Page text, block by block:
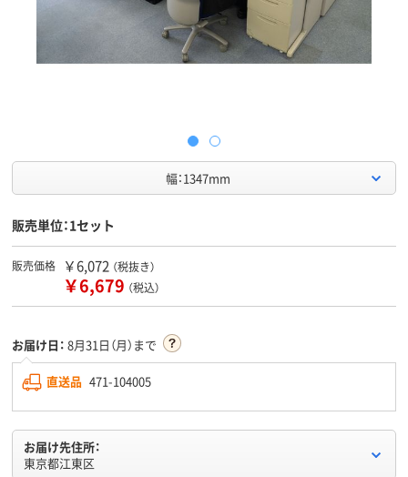
幅：1347mm
販売単位：1セット
販売価格 ￥6,072 （税抜き）
￥6,679 （税込）
お届け日： 8月31日（月）まで
直送品 471-104005
お届け先住所：
東京都江東区